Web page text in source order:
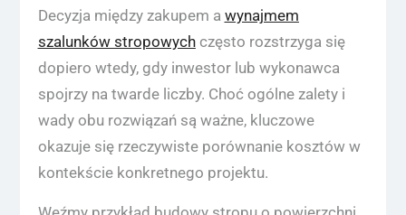
Decyzja między zakupem a wynajmem
szalunków stropowychczęsto rozstrzyga się
dopiero wtedy, gdy inwestor lub wykonawca
spojrzy na twarde liczby. Choć ogólne zalety i
wady obu rozwiązań są ważne, kluczowe
okazuje się rzeczywiste porównanie kosztów w
kontekście konkretnego projektu.